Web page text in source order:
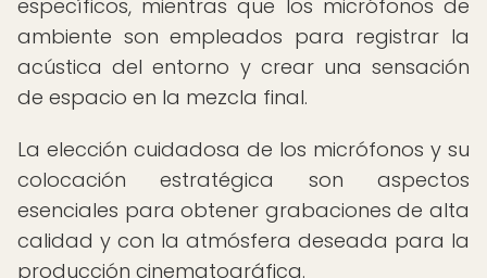
específicos, mientras que los micrófonos de
ambiente son empleados para registrar la
acústica del entorno y crear una sensación
de espacio en la mezcla final.
La elección cuidadosa de los micrófonos y su
colocación estratégica son aspectos
esenciales para obtener grabaciones de alta
calidad y con la atmósfera deseada para la
producción cinematográfica.